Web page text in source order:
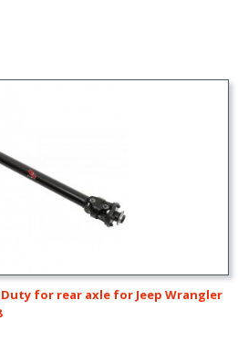
for rear axle for Jeep Wrangler